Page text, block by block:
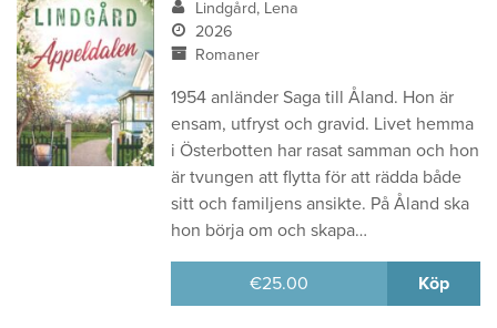
Lindgård, Lena
2026
Romaner
1954 anländer Saga till Åland. Hon är
ensam, utfryst och gravid. Livet hemma
i Österbotten har rasat samman och hon
är tvungen att flytta för att rädda både
sitt och familjens ansikte. På Åland ska
hon börja om och skapa…
€25.00 Köp